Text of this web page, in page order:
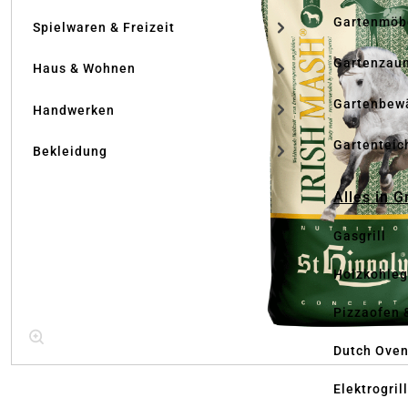
Spielwaren & Freizeit
Haus & Wohnen
Handwerken
Bekleidung
Alles in
Gasgrill
Pizzaofen
Dutch Oven
Elektrogrill